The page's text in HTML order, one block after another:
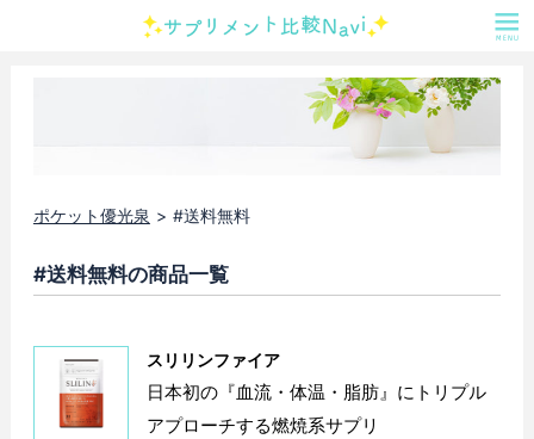
ポケット優光泉 #送料無料
#送料無料の商品一覧
スリリンファイア
日本初の『血流・体温・脂肪』にトリプル
アプローチする燃焼系サプリ